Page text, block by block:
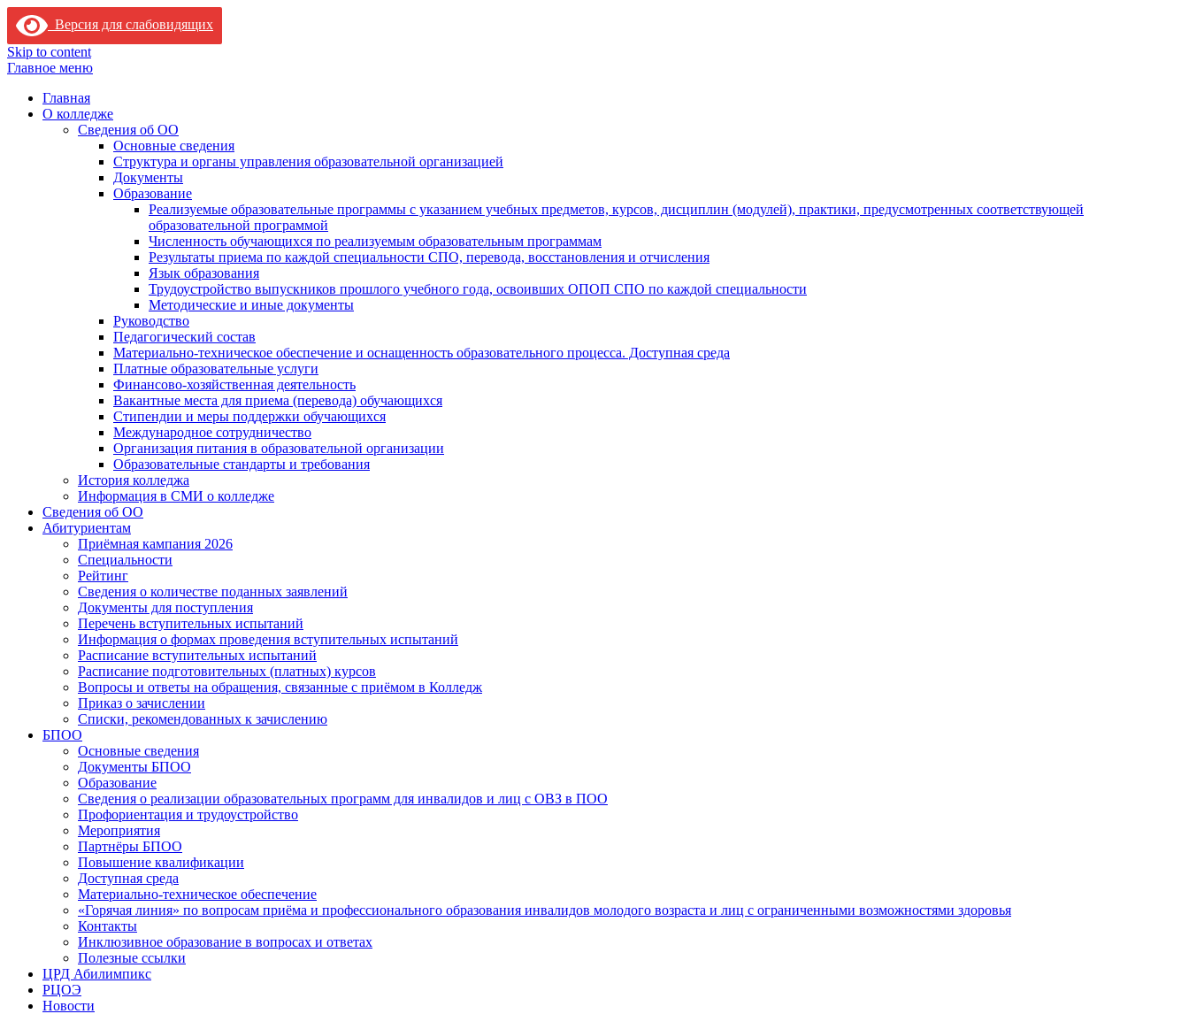
Версия для слабовидящих
Skip to content
Главное меню
Главная
О колледже
Сведения об ОО
Основные сведения
Структура и органы управления образовательной организацией
Документы
Образование
Реализуемые образовательные программы с указанием учебных предметов, курсов, дисциплин (модулей), практики, предусмотренных соответствующей
образовательной программой
Численность обучающихся по реализуемым образовательным программам
Результаты приема по каждой специальности СПО, перевода, восстановления и отчисления
Язык образования
Трудоустройство выпускников прошлого учебного года, освоивших ОПОП СПО по каждой специальности
Методические и иные документы
Руководство
Педагогический состав
Материально-техническое обеспечение и оснащенность образовательного процесса. Доступная среда
Платные образовательные услуги
Финансово-хозяйственная деятельность
Вакантные места для приема (перевода) обучающихся
Стипендии и меры поддержки обучающихся
Международное сотрудничество
Организация питания в образовательной организации
Образовательные стандарты и требования
История колледжа
Информация в СМИ о колледже
Сведения об ОО
Абитуриентам
Приёмная кампания 2026
Специальности
Рейтинг
Сведения о количестве поданных заявлений
Документы для поступления
Перечень вступительных испытаний
Информация о формах проведения вступительных испытаний
Расписание вступительных испытаний
Расписание подготовительных (платных) курсов
Вопросы и ответы на обращения, связанные с приёмом в Колледж
Приказ о зачислении
Списки, рекомендованных к зачислению
БПОО
Основные сведения
Документы БПОО
Образование
Сведения о реализации образовательных программ для инвалидов и лиц с ОВЗ в ПОО
Профориентация и трудоустройство
Мероприятия
Партнёры БПОО
Повышение квалификации
Доступная среда
Материально-техническое обеспечение
«Горячая линия» по вопросам приёма и профессионального образования инвалидов молодого возраста и лиц с ограниченными возможностями здоровья
Контакты
Инклюзивное образование в вопросах и ответах
Полезные ссылки
ЦРД Абилимпикс
РЦОЭ
Новости